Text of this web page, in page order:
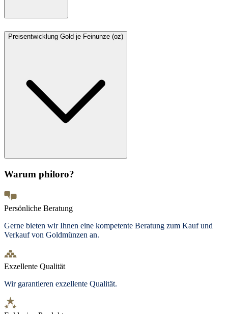
Preisentwicklung Gold je Feinunze (oz)
Warum philoro?
Persönliche Beratung
Gerne bieten wir Ihnen eine kompetente Beratung zum Kauf und
Verkauf von Goldmünzen an.
Exzellente Qualität
Wir garantieren exzellente Qualität.